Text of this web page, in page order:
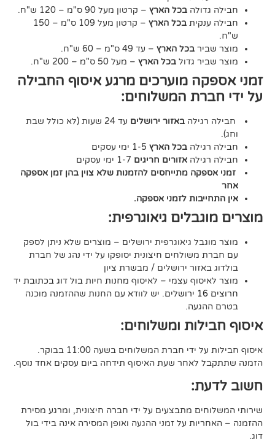
בכל הארץ – קרטון מעל 90 ס"מ – 120 ש"ח.
בכל הארץ – קרטון מעל 109 ס"מ – 150
בכל הארץ– עד 49 ס"מ – 60 ש"ח.
גדול
בכל הארץ– מעל 50 ס"מ – 200 ש"ח.
מוערכים מרגע איסוף החבילה
המשלוחים:
באזור ירושלים עד 24 שעות (לא כולל שבת
בכל הארץ1-5 ימי עסקים
אזורים חריגים1-7 ימי עסקים
מתייחסים להזמנות שלא צוין בהן זמן אספקה
לזמני אספקה.
גיאוגרפית:
גיאוגרפית ירושלים – מוצרים שלא ניתן לספק
חיצונית יסופקו על ידי נהג של חברת
ירושלים / מבשרת ציון
עצמי – לאיסוףמחנות חיות בול דוג בכתובת יד
. יש לוודא עם החנות שההזמנה מוכנה
ומשלוחים:
חברת המשלוחים בשעה 11:00 בבוקר.
לאחר שעת האיסוף תידחה ביום עסקים אחד נוסף.
מתבצעים על ידי חברה חיצונית, ומרגע מסירת
על זמני ההגעה ואופן המסירה אינה בידי בול